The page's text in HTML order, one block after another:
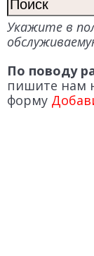
Укажите в
По поводу
пишите нам
форму